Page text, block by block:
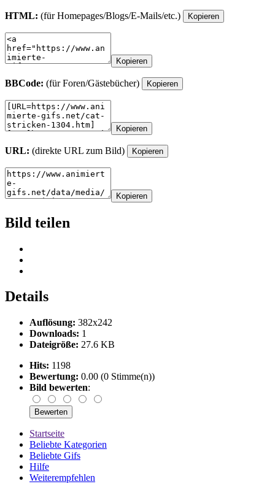
HTML: (für Homepages/Blogs/E-Mails/etc.) Kopieren
Kopieren
BBCode: (für Foren/Gästebücher) Kopieren
Kopieren
URL: (direkte URL zum Bild) Kopieren
Kopieren
Bild teilen
Details
Auflösung: 382x242
Downloads: 1
Dateigröße: 27.6 KB
Hits: 1198
Bewertung: 0.00 (0 Stimme(n))
Bild bewerten:
Startseite
Beliebte Kategorien
Beliebte Gifs
Hilfe
Weiterempfehlen